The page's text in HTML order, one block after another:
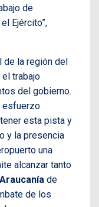
de
Ejército”,
de la región del
trabajo
del gobierno.
esfuerzo
esta pista y
y la presencia
una
alcanzar tanto
de
de los